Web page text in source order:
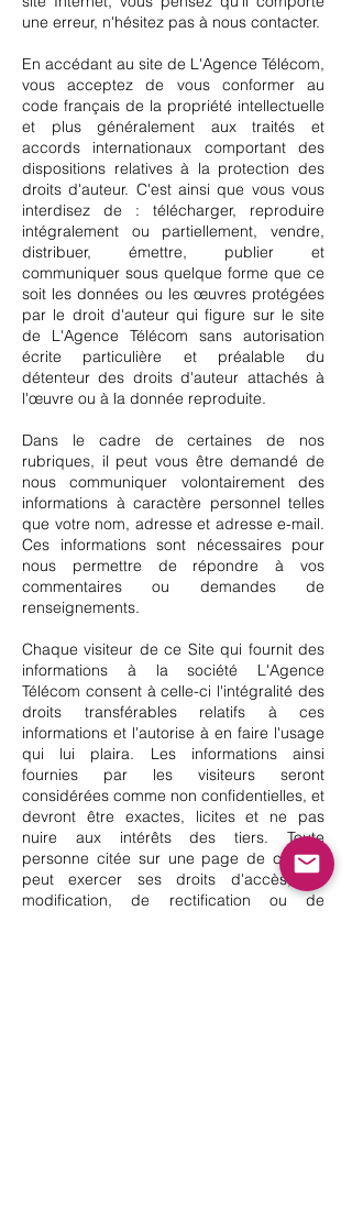
une erreur, n'hésitez pas à nous contacter.
En accédant au site de L'Agence Télécom,
vous acceptez de vous conformer au
code français de la propriété intellectuelle
et plus généralement aux traités et
accords internationaux comportant des
dispositions relatives à la protection des
droits d'auteur. C'est ainsi que vous vous
interdisez de : télécharger, reproduire
intégralement ou partiellement, vendre,
distribuer, émettre, publier et
communiquer sous quelque forme que ce
soit les données ou les œuvres protégées
par le droit d'auteur qui figure sur le site
de L'Agence Télécom sans autorisation
écrite particulière et préalable du
détenteur des droits d'auteur attachés à
l'œuvre ou à la donnée reproduite.
Dans le cadre de certaines de nos
rubriques, il peut vous être demandé de
nous communiquer volontairement des
informations à caractère personnel telles
que votre nom, adresse et adresse e-mail.
Ces informations sont nécessaires pour
nous permettre de répondre à vos
commentaires ou demandes de
renseignements.
Chaque visiteur de ce Site qui fournit des
informations à la société L'Agence
Télécom consent à celle-ci l'intégralité des
droits transférables relatifs à ces
informations et l'autorise à en faire l'usage
qui lui plaira. Les informations ainsi
fournies par les visiteurs seront
considérées comme non confidentielles, et
devront être exactes, licites et ne pas
nuire aux intérêts des tiers. Toute
personne citée sur une page de ce Site
peut exercer ses droits d'accès, de
modification, de rectification ou de